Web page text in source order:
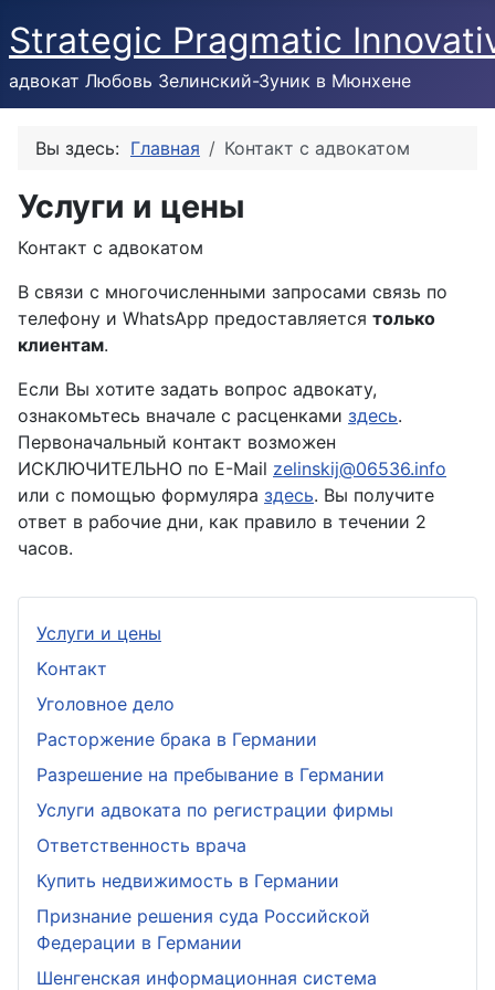
Strategic Pragmatic
адвокат Любовь Зелинский-Зуник в Мюнхене
Услуги и цены
Kонтакт
Уголовное дело
Расторжение брака в Германии
Разрешение на пребывание в Германии
Услуги адвоката по регистрации фирмы
Ответственность врача
Купить недвижимость в Германии
Признание решения суда Российской
Федерации в Германии
Шенгенская информационная система
Вы здесь: Главная Контакт с адвокатом
Услуги и цены
Контакт с адвокатом
В связи с многочисленными запросами связь по
телефону и WhatsApp предоставляется только
клиентам.
Если Вы хотите задать вопрос адвокату,
ознакомьтесь вначале с расценками здесь.
Первоначальный контакт возможен
ИСКЛЮЧИТЕЛЬНО по E-Mail zelinskij@06536.info
или с помощью формуляра здесь. Вы получите
ответ в рабочие дни, как правило в течении 2
часов.